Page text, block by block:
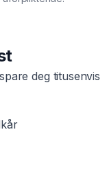
deg titusenvis